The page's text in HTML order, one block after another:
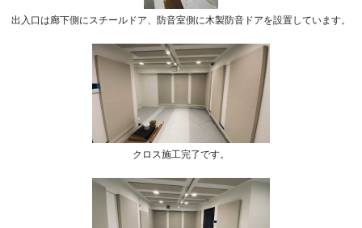
出入口は廊下側にスチールドア、防音室側に木製防音ドアを設置しています。
クロス施工完了です。